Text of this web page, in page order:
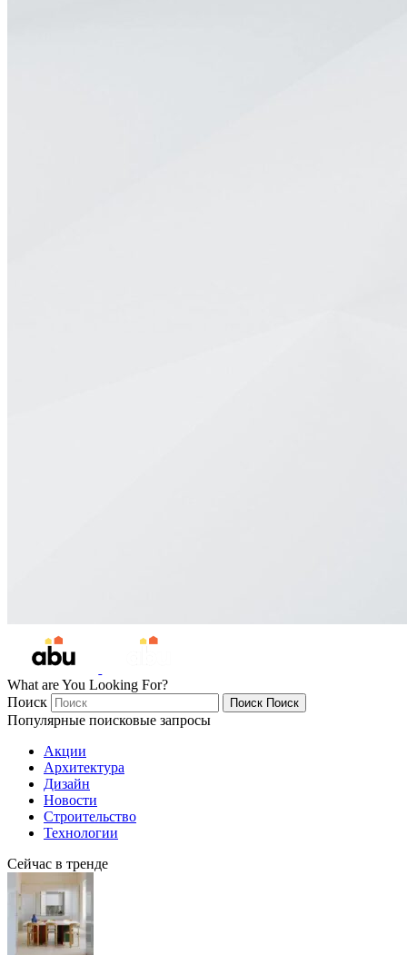
What are You Looking For?
Поиск
Поиск Поиск
Популярные поисковые запросы
Акции
Архитектура
Дизайн
Новости
Строительство
Технологии
Сейчас в тренде